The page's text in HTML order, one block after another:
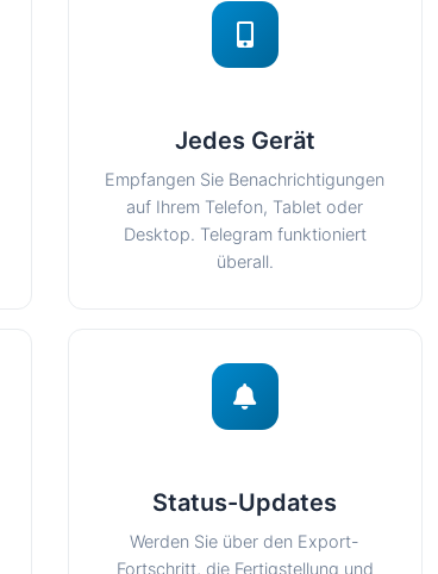
Jedes Gerät
Empfangen Sie Benachrichtigungen
auf Ihrem Telefon, Tablet oder
Desktop. Telegram funktioniert
überall.
Status-Updates
Werden Sie über den Export-
Fortschritt, die Fertigstellung und